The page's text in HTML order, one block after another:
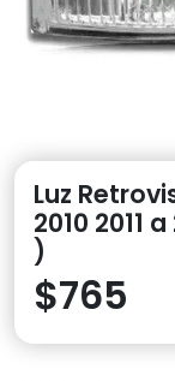
Luz
2010 2011
)
$765